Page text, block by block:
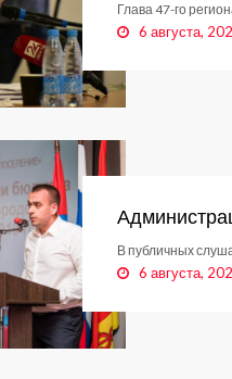
Глава 47-го
6 августа,
В публичных
6 августа,